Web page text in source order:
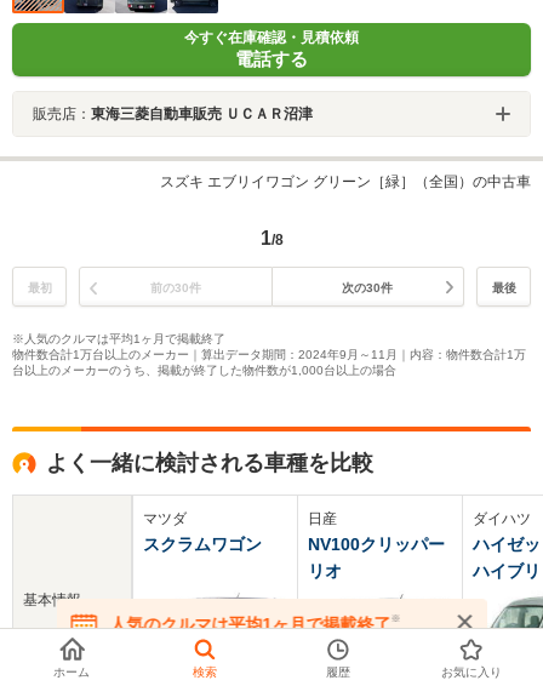
今すぐ在庫確認・見積依頼
電話する
販売店： 東海三菱自動車販売 ＵＣＡＲ沼津
スズキ エブリイワゴン グリーン［緑］（全国）の中古車
1/8
最初 前の30件 次の30件 最後
※人気のクルマは平均1ヶ月で掲載終了
物件数合計1万台以上のメーカー｜算出データ期間：2024年9月～11月｜内容：物件数合計1万
台以上のメーカーのうち、掲載が終了した物件数が1,000台以上の場合
よく一緒に検討される車種を比較
基本情報
マツダ
スクラムワゴン
日産
NV100クリッパー
リオ
ダイハツ
ハイゼ
ハイブ
人気のクルマは平均1ヶ月で掲載終了※
在庫が無くなる前にお問い合わせください
ホーム 検索 履歴 お気に入り